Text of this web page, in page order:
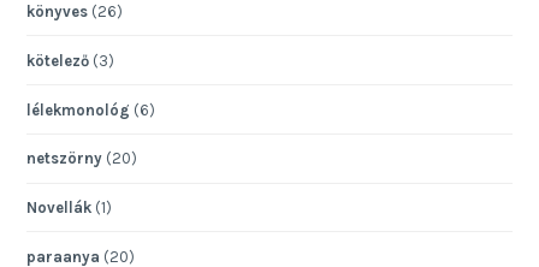
könyves (26)
kötelező (3)
lélekmonológ (6)
netszörny (20)
Novellák (1)
paraanya (20)